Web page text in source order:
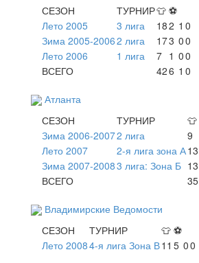
СЕЗОН
ТУРНИР👕 ⚽
Лето 2005
3 лига 182 1 0
Зима 2005-20062 лига 173 00
Лето 2006
1 лига 7 1 00
ВСЕГО
426 1 0
Атланта
СЕЗОН
ТУРНИР 👕
Зима 2006-20072 лига 9
Лето 2007
2-я лига зона А13
Зима 2007-20083 лига: Зона Б 13
ВСЕГО
35
Владимирские Ведомости
СЕЗОН
ТУРНИР 👕 ⚽
Лето 20084-я лига Зона В11 5 00